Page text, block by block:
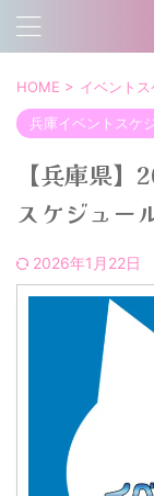
HOME > イベント
兵庫イベントスケ
【兵庫県
スケジュー
2026年1月22日